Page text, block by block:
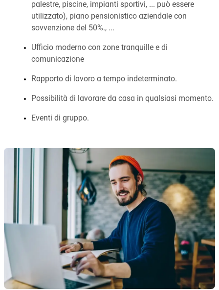
palestre, piscine, impianti sportivi, ... può essere
utilizzato), piano pensionistico aziendale con
sovvenzione del 50%., ...
Ufficio moderno con zone tranquille e di
comunicazione
Rapporto di lavoro a tempo indeterminato.
Possibilità di lavorare da casa in qualsiasi momento.
Eventi di gruppo.